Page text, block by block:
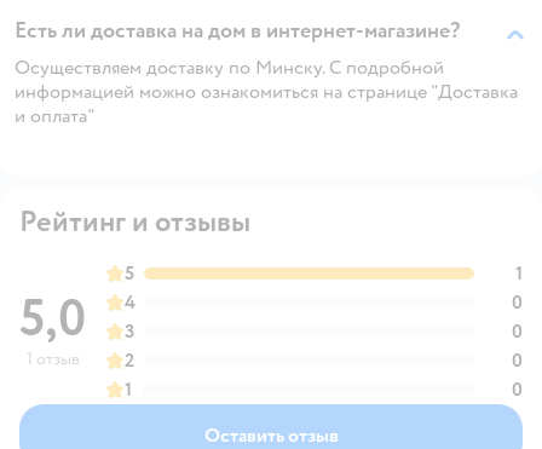
Есть ли доставка на дом в интернет-магазине?
Осуществляем доставку по Минску. С подробной
информацией можно ознакомиться на странице "Доставка
и оплата"
Рейтинг и отзывы
5,0
1 отзыв
5
1
4
0
3
0
2
0
1
0
Оставить отзыв